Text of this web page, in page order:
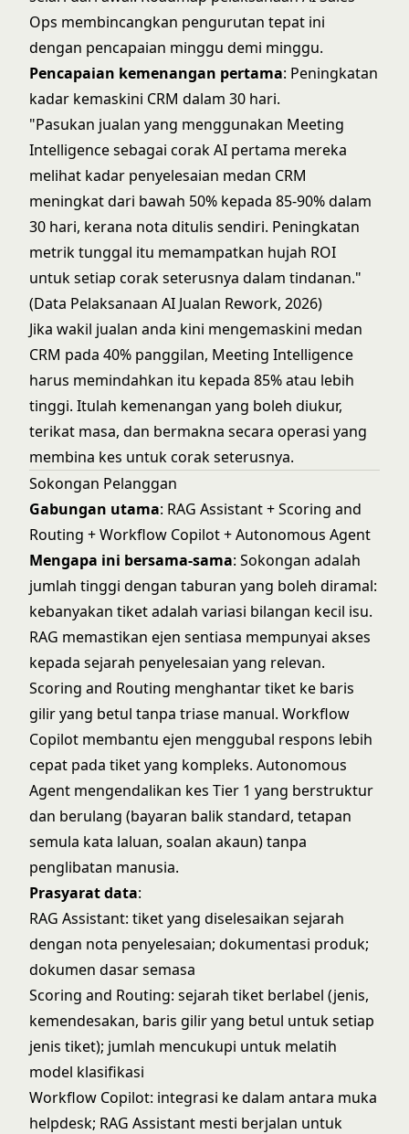
Ops membincangkan pengurutan tepat ini
dengan pencapaian minggu demi minggu.
Pencapaian kemenangan pertama: Peningkatan
kadar kemaskini CRM dalam 30 hari.
"Pasukan jualan yang menggunakan Meeting
Intelligence sebagai corak AI pertama mereka
melihat kadar penyelesaian medan CRM
meningkat dari bawah 50% kepada 85-90% dalam
30 hari, kerana nota ditulis sendiri. Peningkatan
metrik tunggal itu memampatkan hujah ROI
untuk setiap corak seterusnya dalam tindanan."
(Data Pelaksanaan AI Jualan Rework, 2026)
Jika wakil jualan anda kini mengemaskini medan
CRM pada 40% panggilan, Meeting Intelligence
harus memindahkan itu kepada 85% atau lebih
tinggi. Itulah kemenangan yang boleh diukur,
terikat masa, dan bermakna secara operasi yang
membina kes untuk corak seterusnya.
Sokongan Pelanggan
Gabungan utama: RAG Assistant + Scoring and
Routing + Workflow Copilot + Autonomous Agent
Mengapa ini bersama-sama: Sokongan adalah
jumlah tinggi dengan taburan yang boleh diramal:
kebanyakan tiket adalah variasi bilangan kecil isu.
RAG memastikan ejen sentiasa mempunyai akses
kepada sejarah penyelesaian yang relevan.
Scoring and Routing menghantar tiket ke baris
gilir yang betul tanpa triase manual. Workflow
Copilot membantu ejen menggubal respons lebih
cepat pada tiket yang kompleks. Autonomous
Agent mengendalikan kes Tier 1 yang berstruktur
dan berulang (bayaran balik standard, tetapan
semula kata laluan, soalan akaun) tanpa
penglibatan manusia.
Prasyarat data:
RAG Assistant: tiket yang diselesaikan sejarah
dengan nota penyelesaian; dokumentasi produk;
dokumen dasar semasa
Scoring and Routing: sejarah tiket berlabel (jenis,
kemendesakan, baris gilir yang betul untuk setiap
jenis tiket); jumlah mencukupi untuk melatih
model klasifikasi
Workflow Copilot: integrasi ke dalam antara muka
helpdesk; RAG Assistant mesti berjalan untuk